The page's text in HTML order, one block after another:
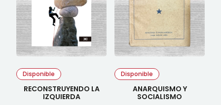
Disponible
RECONSTRUYENDO LA
IZQUIERDA
Disponible
ANARQUISMO Y
SOCIALISMO